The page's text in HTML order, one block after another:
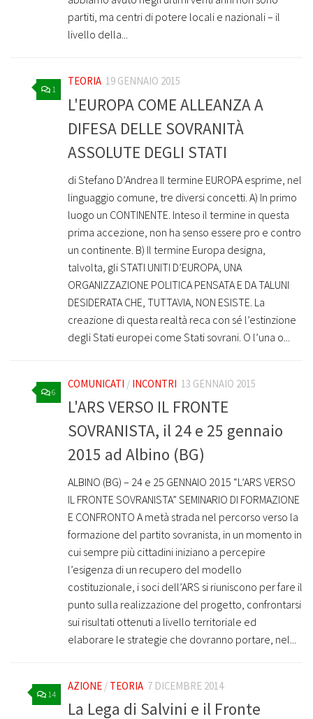
partiti, ma centri di potere locali e nazionali – il
livello della...
1
TEORIA 19 GENNAIO 2015
L'EUROPA COME ALLEANZA A
DIFESA DELLE SOVRANITÀ
ASSOLUTE DEGLI STATI
di Stefano D’Andrea Il termine EUROPA esprime, nel
linguaggio comune, tre diversi concetti. A) In primo
luogo un CONTINENTE. Inteso il termine in questa
prima accezione, non ha senso essere pro e contro
un continente. B) Il termine Europa designa,
talvolta, gli STATI UNITI D’EUROPA, UNA
ORGANIZZAZIONE POLITICA PENSATA E DA TALUNI
DESIDERATA CHE, TUTTAVIA, NON ESISTE. La
creazione di questa realtà reca con sé l’estinzione
degli Stati europei come Stati sovrani. O l’una o...
6
COMUNICATI / INCONTRI 13 GENNAIO 2015
L'ARS VERSO IL FRONTE
SOVRANISTA, il 24 e 25 gennaio
2015 ad Albino (BG)
ALBINO (BG) – 24 e 25 GENNAIO 2015 “L’ARS VERSO
IL FRONTE SOVRANISTA” SEMINARIO DI FORMAZIONE
E CONFRONTO A metà strada nel percorso verso la
formazione del partito sovranista, in un momento in
cui sempre più cittadini iniziano a percepire
l’esigenza di un recupero del modello
costituzionale, i soci dell’ARS si riuniscono per fare il
punto sulla realizzazione del progetto, confrontarsi
sui risultati ottenuti a livello territoriale ed
elaborare le strategie che dovranno portare, nel...
14
AZIONE / TEORIA 7 DICEMBRE 2014
La Lega di Salvini e il Fronte